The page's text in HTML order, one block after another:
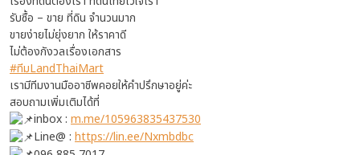
รับซื้อ – ขาย ที่ดิน จำนวนมาก
ขายง่ายไม่ยุ่งยาก ให้ราคาดี
ไม่ต้องกังวลเรื่องเอกสาร
#ทีมLandThaiMart
เรามีทีมงานมืออาชีพคอยให้คำปรึกษาอยู่ค่ะ
สอบถามเพิ่มเติมได้ที่
inbox : m.me/105963835437530
Line@ : https://lin.ee/Nxmbdbc